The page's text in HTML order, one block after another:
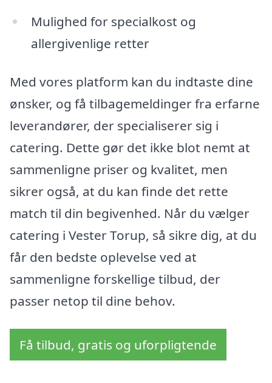
Mulighed for specialkost og
allergivenlige retter
Med vores platform kan du indtaste dine
ønsker, og få tilbagemeldinger fra erfarne
leverandører, der specialiserer sig i
catering. Dette gør det ikke blot nemt at
sammenligne priser og kvalitet, men
sikrer også, at du kan finde det rette
match til din begivenhed. Når du vælger
catering i Vester Torup, så sikre dig, at du
får den bedste oplevelse ved at
sammenligne forskellige tilbud, der
passer netop til dine behov.
Få tilbud, gratis og uforpligtende